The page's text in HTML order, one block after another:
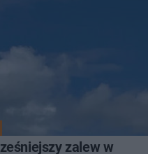
zalew w